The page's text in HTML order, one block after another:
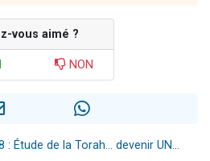
vous aimé ?
NON
Étude de la Torah... devenir UN...